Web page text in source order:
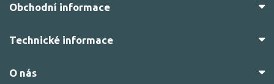
Obchodní informace
Technické informace
O nás